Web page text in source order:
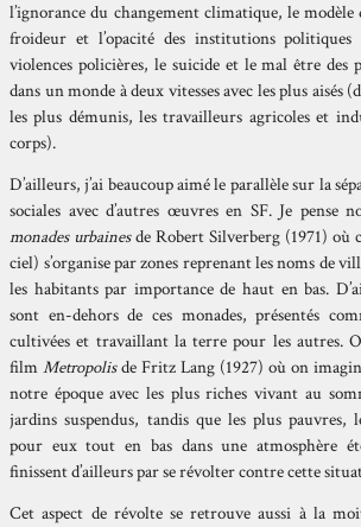
l’ignorance du changement climatique, le
froideur et l’opacité des institutions
violences policières, le suicide et le mal être des
dans un monde à deux vitesses avec les plus aisés
les plus démunis, les travailleurs agricoles et
corps).
D’ailleurs, j’ai beaucoup aimé le parallèle sur la
sociales avec d’autres œuvres en SF. Je pense
monades urbainesde Robert Silverberg (1971) où
ciel) s’organise par zones reprenant les noms de
les habitants par importance de haut en bas.
sont en-dehors de ces monades, présentés
cultivées et travaillant la terre pour les autres.
filmMetropolisde Fritz Lang (1927) où on
notre époque avec les plus riches vivant au
jardins suspendus, tandis que les plus
pour eux tout en bas dans une atmosphère
finissent d’ailleurs par se révolter contre cette
Cet aspect de révolte se retrouve aussi à la